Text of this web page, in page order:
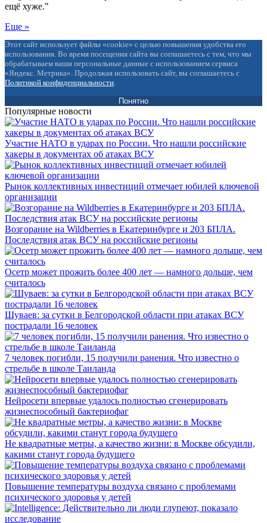
ещё хуже."
Еще »
Этот сайт использует файлы «cookie» с целью повышения удобства его
использования. Во время посещения сайта вы соглашаетесь с тем, что мы
обрабатываем ваши персональные данные с использованием сервиса
«Яндекс. Метрика». Продолжая использовать сайт, вы соглашаетесь с
Политикой конфиденциальности
Понятно
Популярные новости
Участие НАТО в ударах по России. Что нашли российские
хакеры в документах об атаках ВСУ
Рынок коллективных инвестиций отмечает юбилей ключевой
организации
Возгорание на Wildberries в Екатеринбурге и 203 БПЛА.
Последствия атак ВСУ на российские регионы
Осетр может прожить более 400 лет — намного дольше, чем
считалось
Шуваев: за сутки в Белгородской области при атаках ВСУ
пострадали 16 человек
7 человек погибли, 15 получили ранения. Что известно о
стрельбе в школе Таиланда
Нейросети впервые удалось полностью сгенерировать
жизнеспособный бактериофаг
Не квадратные метры, а качество жизни: в Москве обсудили,
какими станут города будущего
Повышение температуры воздуха связано с проблемами
психического здоровья у детей